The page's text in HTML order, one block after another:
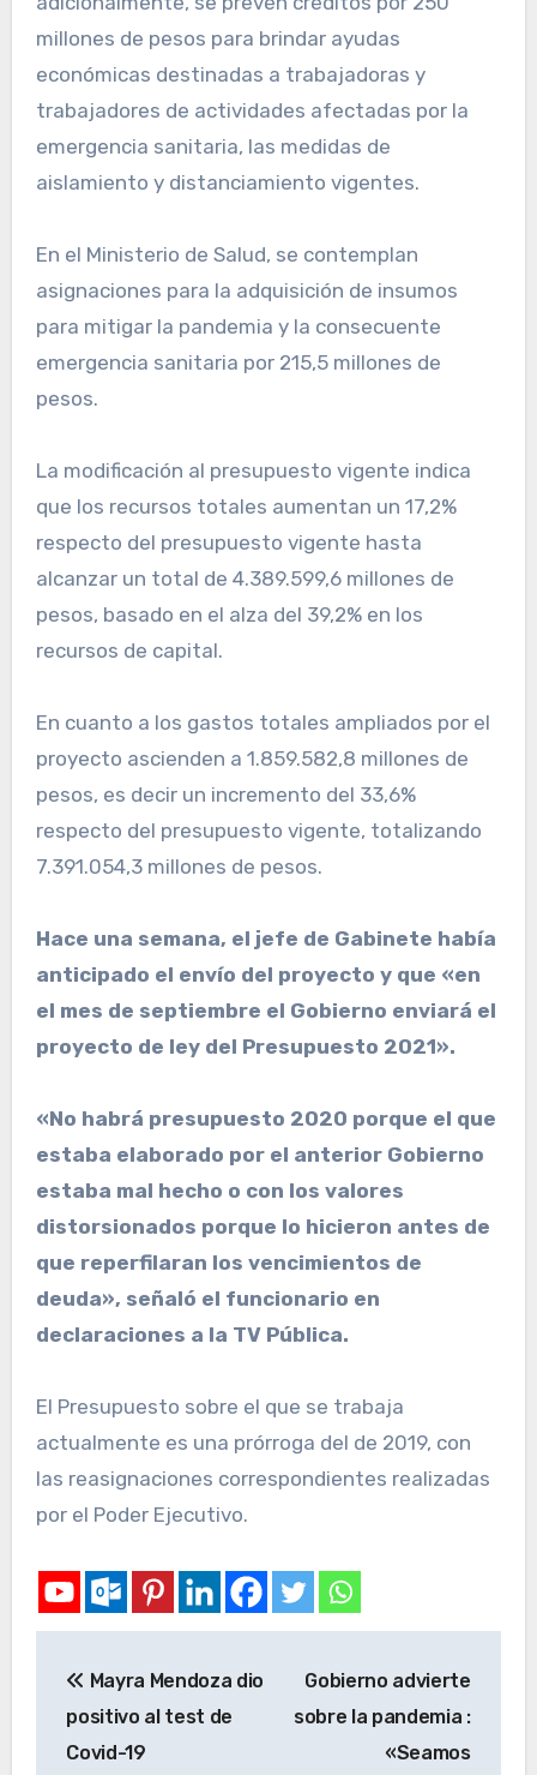
millones de pesos para brindar ayudas
económicas destinadas a trabajadoras y
trabajadores de actividades afectadas por la
emergencia sanitaria, las medidas de
aislamiento y distanciamiento vigentes.
En el Ministerio de Salud, se contemplan
asignaciones para la adquisición de insumos
para mitigar la pandemia y la consecuente
emergencia sanitaria por 215,5 millones de
pesos.
La modificación al presupuesto vigente indica
que los recursos totales aumentan un 17,2%
respecto del presupuesto vigente hasta
alcanzar un total de 4.389.599,6 millones de
pesos, basado en el alza del 39,2% en los
recursos de capital.
En cuanto a los gastos totales ampliados por el
proyecto ascienden a 1.859.582,8 millones de
pesos, es decir un incremento del 33,6%
respecto del presupuesto vigente, totalizando
7.391.054,3 millones de pesos.
Hace una semana, el jefe de Gabinete había
anticipado el envío del proyecto y que «en
el mes de septiembre el Gobierno enviará el
proyecto de ley del Presupuesto 2021».
«No habrá presupuesto 2020 porque el que
estaba elaborado por el anterior Gobierno
estaba mal hecho o con los valores
distorsionados porque lo hicieron antes de
que reperfilaran los vencimientos de
deuda», señaló el funcionario en
declaraciones a la TV Pública.
El Presupuesto sobre el que se trabaja
actualmente es una prórroga del de 2019, con
las reasignaciones correspondientes realizadas
por el Poder Ejecutivo.
Mayra Mendoza dio
positivo al test de
Covid-19
Gobierno advierte
sobre la pandemia :
«Seamos